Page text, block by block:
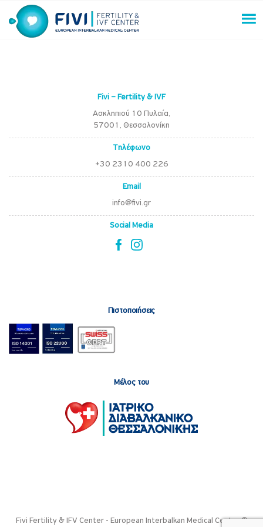
to
content
Fivi – Fertility & IVF
Ασκληπιού 10 Πυλαία,
57001, Θεσσαλονίκη
Τηλέφωνο
+30 2310 400 226
Email
info@fivi.gr
Social Media
Πιστοποιήσεις
Μέλος του
Fivi Fertility & IFV Center - European Interbalkan Medical Center ©